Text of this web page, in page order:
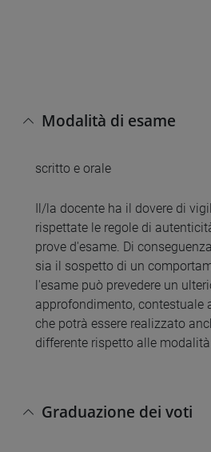
Modalità di esame
scritto e orale
Il/la docente ha il dovere di
rispettate le regole di
prove d'esame. Di
sia il sospetto di un
l'esame può prevedere un
approfondimento, contestuale
che potrà essere realizzato
differente rispetto alle
Graduazione dei voti